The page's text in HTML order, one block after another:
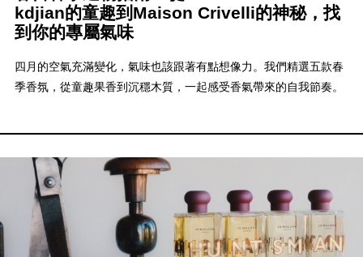
kdjian的童趣到Maison Crivelli的神秘，找
到你的專屬氣味
四月的空氣充滿變化，氣味也該跟著有點想像力。我們精選五款春
季香氛，從童趣果香到沉穩木質，一起感受香氣帶來的自我節奏。